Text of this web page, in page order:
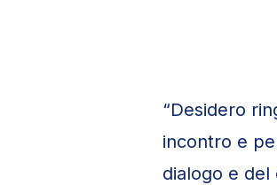
“Desidero
incontro e
dialogo e